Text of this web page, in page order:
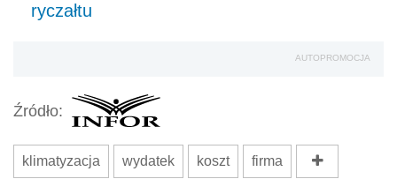
ryczałtu
AUTOPROMOCJA
Źródło:
klimatyzacja wydatek koszt firma